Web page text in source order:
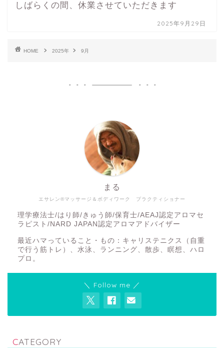
しばらくの間、休業させていただきます
2025年9月29日
HOME 2025年 9月
エサレン®マッサージ＆ボディワーク プラクティショナー
まる
理学療法士/はり師/きゅう師/保育士/AEAJ認定アロマセ
ラピスト/NARD JAPAN認定アロマアドバイザー
最近ハマっていること・もの：キャリステニクス（自重
で行う筋トレ）、水泳、ランニング、散歩、瞑想、ハロ
プロ。
＼ Follow me ／
CATEGORY